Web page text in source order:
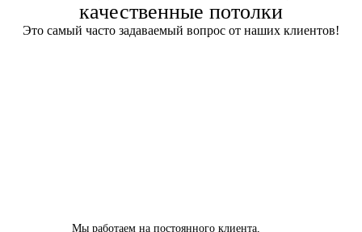
качественные потолки
Это самый часто задаваемый вопрос от наших клиентов!
Мы работаем на постоянного клиента,